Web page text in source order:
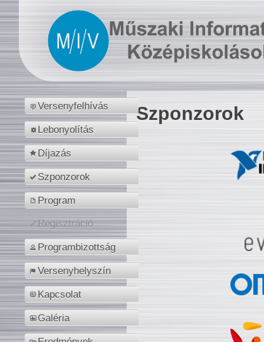
Versenyfelhívás
Lebonyolítás
Díjazás
Szponzorok
Program
Regisztráció
Programbizottság
Versenyhelyszín
Kapcsolat
Galéria
Szponzorok